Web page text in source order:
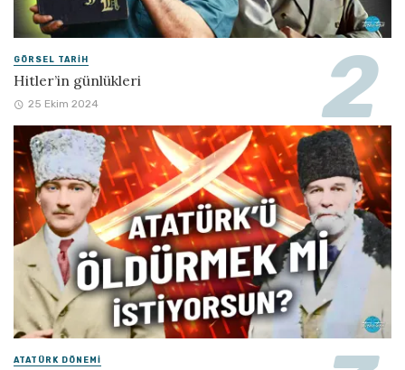
GÖRSEL TARIH
Hitler’in günlükleri
25 Ekim 2024
ATATÜRK DÖNEMI